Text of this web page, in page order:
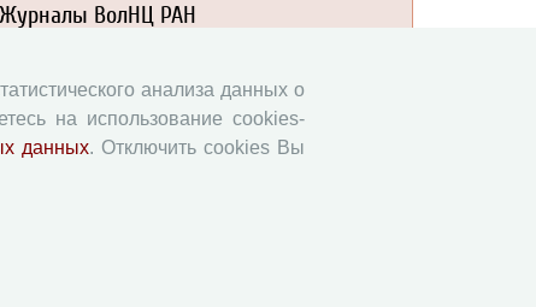
Журналы ВолНЦ РАН
Экономические и социальные перемены
Проблемы развития территории
Вопросы территориального развития
анализа данных о
на использование cookies-
данных. Отключить cookies Вы